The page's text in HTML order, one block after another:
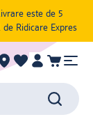
este de 5
Ridicare Expres